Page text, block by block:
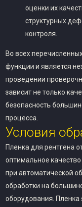
оценки их
структурных
контроля.
Во всех
функции и является
проведении
зависит не только
безопасность
процесса.
Условия
Пленка для рентгена
оптимальное
при автоматической
обработки на
оборудования. Пленка